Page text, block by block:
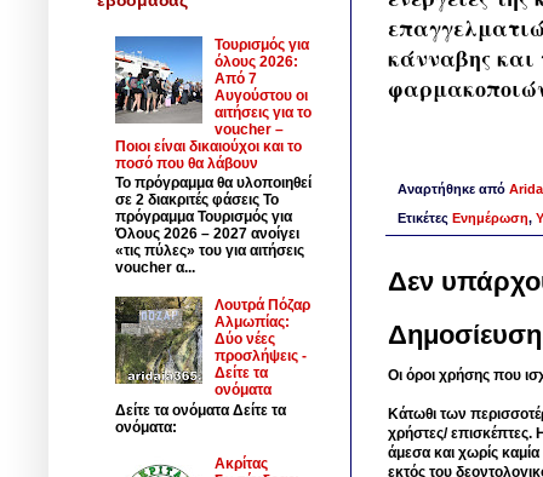
κάνναβης και
Αναρτήθηκε από
Ετικέτες Ενημέρωση,
Δεν
Οι όροι χρήσης που
Κάτωθι των
χρήστες/ επισκέπτες.
άμεσα και χωρίς
εκτός του
Τουρισμός για
όλους 2026:
Από 7
Αυγούστου οι
αιτήσεις για το
voucher –
Ποιοι είναι δικαιούχοι και το
ποσό που θα λάβουν
Το πρόγραμμα θα υλοποιηθεί
σε 2 διακριτές φάσεις Το
πρόγραμμα Τουρισμός για
Όλους 2026 – 2027 ανοίγει
«τις πύλες» του για αιτήσεις
voucher α...
Λουτρά Πόζαρ
Αλμωπίας:
Δύο νέες
προσλήψεις -
Δείτε τα
ονόματα
Δείτε τα ονόματα Δείτε τα
ονόματα:
Ακρίτας